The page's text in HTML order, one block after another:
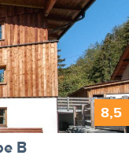
8,5
B